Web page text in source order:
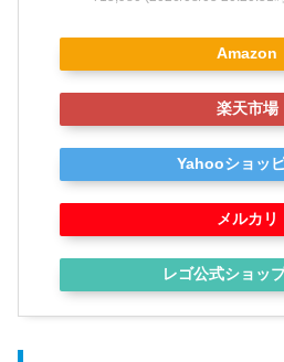
Amazon
楽天市場
Yahooショッ
メルカリ
レゴ公式ショッ